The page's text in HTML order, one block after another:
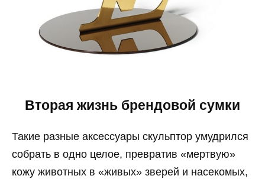
Вторая жизнь брендовой сумки
Такие разные аксессуары скульптор умудрился
собрать в одно целое, превратив «мертвую»
кожу животных в «живых» зверей и насекомых,